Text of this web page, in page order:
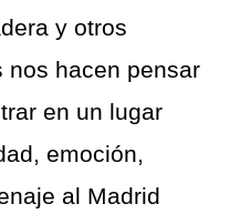
y otros
nos hacen pensar
en un lugar
emoción,
al Madrid